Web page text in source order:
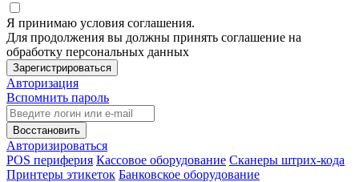
Я принимаю условия соглашения.
Для продолжения вы должны принять соглашение на
обработку персональных данных
Зарегистрироваться
Авторизация
Вспомнить пароль
Восстановить
Авторизироваться
POS периферия Кассовое оборудование Сканеры штрих-кода
Принтеры этикеток Банковское оборудование